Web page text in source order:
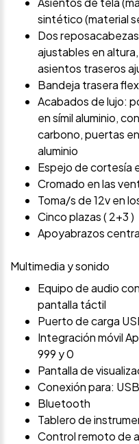
sintético (material
Dos
ajustables en
asientos traseros
Bandeja trasera
Acabados de lujo:
en símil aluminio,
carbono, puertas
aluminio
Espejo de cortesía
Cromado en las
Toma/s de 12v en
Cinco plazas ( 2+3 )
Apoyabrazos
Multimedia y sonido
Equipo de audio
pantalla táctil
Puerto de carga
Integración móvil
999 y 0
Pantalla de
Conexión para:
Bluetooth
Tablero de
Control remoto de